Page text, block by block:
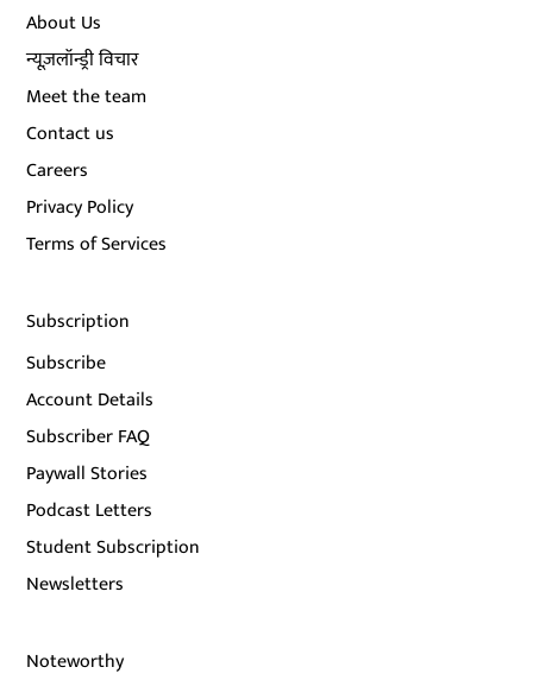
About Us
न्यूज़लॉन्ड्री विचार
Meet the team
Contact us
Careers
Privacy Policy
Terms of Services
Subscription
Subscribe
Account Details
Subscriber FAQ
Paywall Stories
Podcast Letters
Student Subscription
Newsletters
Noteworthy